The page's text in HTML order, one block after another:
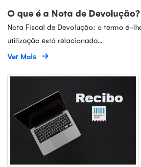
O que é a Nota de Devolução?
Nota Fiscal de Devolução: o termo é-
utilização está relacionada...
Ver Mais